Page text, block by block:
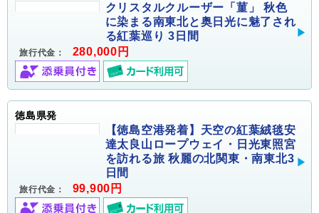
クリスタルクルーザー「菫」 秋色
に染まる南東北と奥日光に魅了され
る紅葉巡り 3日間
旅行代金： 280,000円
徳島県発
【徳島空港発着】天空の紅葉絨毯安
達太良山ロープウェイ・日光東照宮
を訪れる旅 秋麗の北関東・南東北3
日間
旅行代金： 99,900円